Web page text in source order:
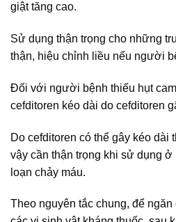
giật tăng cao.
Sử dụng thận trọng cho những
thận, hiệu chỉnh liều nếu người
Đối với người bệnh thiếu hụt
cefditoren kéo dài do cefditoren
Do cefditoren có thể gây kéo dài
vậy cần thận trọng khi sử dụng
loạn chảy máu.
Theo nguyên tắc chung, để